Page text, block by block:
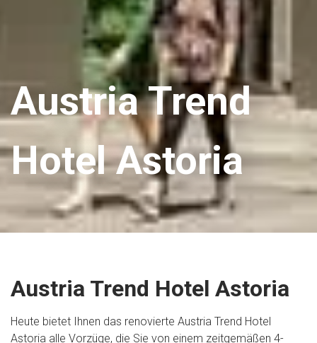
Austria Trend
Hotel Astoria
Austria Trend Hotel Astoria
Heute bietet Ihnen das renovierte Austria Trend Hotel
Astoria alle Vorzüge, die Sie von einem zeitgemäßen 4-